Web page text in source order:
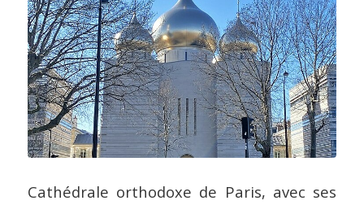
Cathédrale orthodoxe de Paris, avec ses